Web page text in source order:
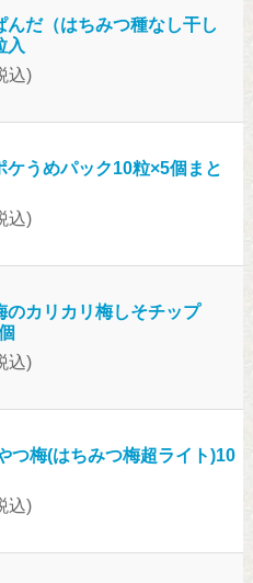
んだ（はちみつ種なし干し
入
込)
ケうめパック10粒×5個まと
込)
のカリカリ梅しそチップ
込)
つ梅(はちみつ梅超ライト)10
込)